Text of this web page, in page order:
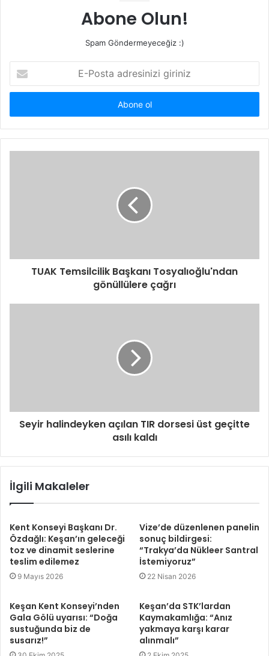
Abone Olun!
Spam Göndermeyeceğiz :)
Posta
adresinizi
TUAK Temsilcilik Başkanı Tosyalıoğlu'ndan
gönüllülere çağrı
Seyir halindeyken açılan TIR dorsesi üst geçitte
asılı kaldı
İlgili Makaleler
Kent Konseyi Başkanı Dr.
Özdağlı: Keşan’ın geleceği
toz ve dinamit seslerine
teslim edilemez
9 Mayıs 2026
Vize’de düzenlenen panelin
sonuç bildirgesi:
“Trakya’da Nükleer Santral
İstemiyoruz”
22 Nisan 2026
Keşan Kent Konseyi’nden
Gala Gölü uyarısı: “Doğa
sustuğunda biz de
susarız!”
Keşan’da STK’lardan
Kaymakamlığa: “Anız
yakmaya karşı karar
alınmalı”